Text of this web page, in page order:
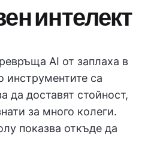
интелект
AI от заплаха в
инструментите са
да доставят стойност,
за много колеги.
показва откъде да